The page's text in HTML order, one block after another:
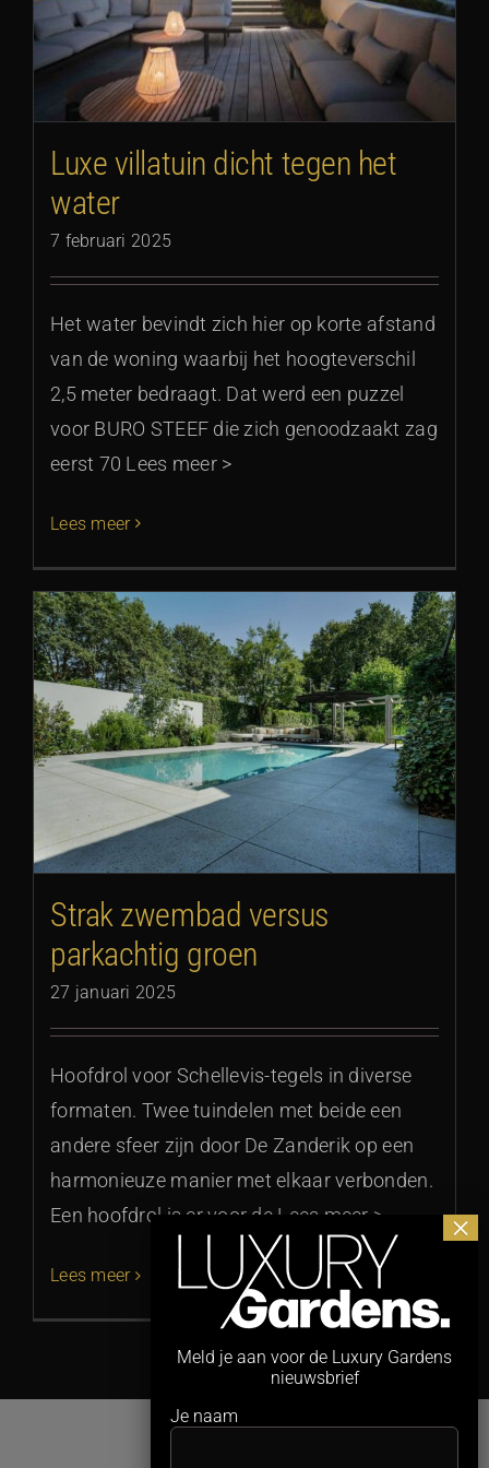
Luxe villatuin dicht tegen het
water
7 februari 2025
Het water bevindt zich hier op korte afstand
van de woning waarbij het hoogteverschil
2,5 meter bedraagt. Dat werd een puzzel
voor BURO STEEF die zich genoodzaakt zag
eerst 70 Lees meer >
Lees meer
Strak zwembad versus
parkachtig groen
27 januari 2025
Hoofdrol voor Schellevis-tegels in diverse
formaten. Twee tuindelen met beide een
andere sfeer zijn door De Zanderik op een
harmonieuze manier met elkaar verbonden.
Een hoofdrol is er voor de Lees meer >
Lees meer
Meld je aan voor de Luxury Gardens
nieuwsbrief
Je naam